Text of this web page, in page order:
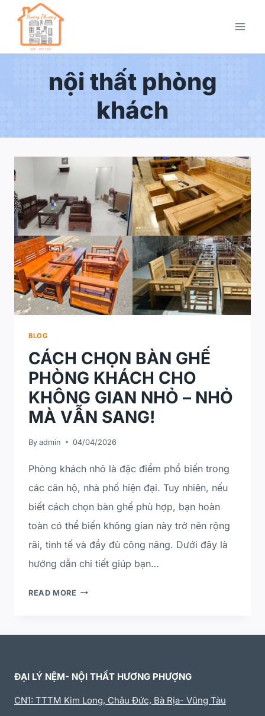
nội thất phòng
khách
BLOG
CÁCH CHỌN BÀN GHẾ
PHÒNG KHÁCH CHO
KHÔNG GIAN NHỎ – NHỎ
MÀ VẪN SANG!
By admin 04/04/2026
Phòng khách nhỏ là đặc điểm phổ biến trong
các căn hộ, nhà phố hiện đại. Tuy nhiên, nếu
biết cách chọn bàn ghế phù hợp, bạn hoàn
toàn có thể biến không gian này trở nên rộng
rãi, tinh tế và đầy đủ công năng. Dưới đây là
hướng dẫn chi tiết giúp bạn…
READ MORE
ĐẠI LÝ NỆM- NỘI THẤT HƯƠNG PHƯỢNG
CN1: TTTM Kim Long, Châu Đức, Bà Rịa- Vũng Tàu